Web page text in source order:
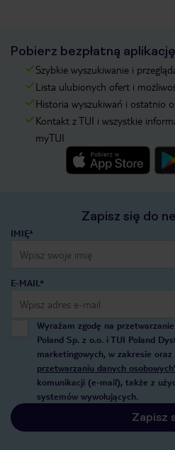
Pobierz bezpłatną aplikację
Szybkie wyszukiwanie i
Lista ulubionych ofert i
Historia wyszukiwań i ostatnio
Kontakt z TUI i wszystkie
myTUI
Zapisz się do
IMIĘ*
E-MAIL*
Wyrażam zgodę na
Poland Sp. z o.o. i TUI Poland
marketingowych, w zakresie
przetwarzaniu danych
komunikacji (e-mail), także z
systemów wywołujących.
Zapisz